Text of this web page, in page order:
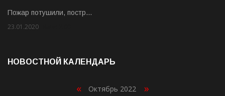
Пожар потушили, постр…
23.01.2020
НОВОСТНОЙ КАЛЕНДАРЬ
« Октябрь 2022 »